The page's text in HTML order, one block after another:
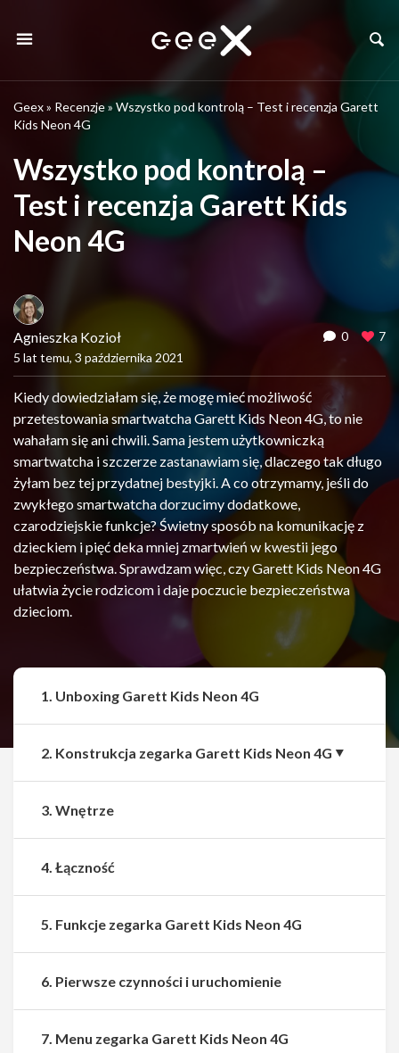
Geex» Recenzje» Wszystko pod kontrolą – Test i recenzja Garett
Kids Neon 4G
Wszystko pod kontrolą –
Test i recenzja Garett Kids
Neon 4G
Agnieszka Kozioł
5 lat temu, 3 października 2021
0 7
Kiedy dowiedziałam się, że mogę mieć możliwość
przetestowania smartwatcha Garett Kids Neon 4G, to nie
wahałam się ani chwili. Sama jestem użytkowniczką
smartwatcha i szczerze zastanawiam się, dlaczego tak długo
żyłam bez tej przydatnej bestyjki. A co otrzymamy, jeśli do
zwykłego smartwatcha dorzucimy dodatkowe,
czarodziejskie funkcje? Świetny sposób na komunikację z
dzieckiem i pięć deka mniej zmartwień w kwestii jego
bezpieczeństwa. Sprawdzam więc, czy Garett Kids Neon 4G
ułatwia życie rodzicom i daje poczucie bezpieczeństwa
dzieciom.
1. Unboxing Garett Kids Neon 4G
2. Konstrukcja zegarka Garett Kids Neon 4G
3. Wnętrze
4. Łączność
5. Funkcje zegarka Garett Kids Neon 4G
6. Pierwsze czynności i uruchomienie
7. Menu zegarka Garett Kids Neon 4G